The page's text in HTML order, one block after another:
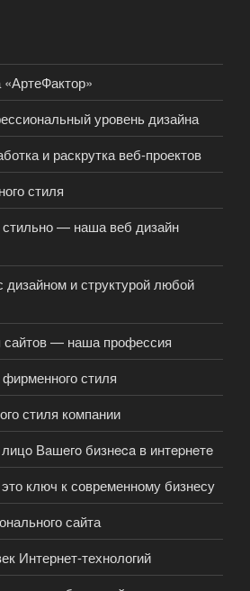
уровень дизайна
и раскрутка веб-проектов
стиля
стильно — наша веб дизайн
и структурой любой
сайтов — наша профессия
стиля
стиля компании
Вaшeгo бизнeca в интepнeтe
ключ к современному бизнесу
сайта
Интернет-технологий